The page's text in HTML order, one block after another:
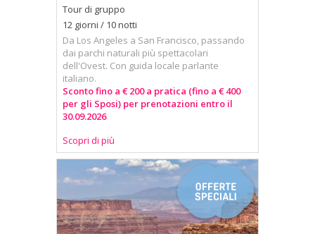
Tour di gruppo
12 giorni / 10 notti
Da Los Angeles a San Francisco, passando
dai parchi naturali più spettacolari
dell'Ovest. Con guida locale parlante
italiano.
Sconto fino a € 200 a pratica (fino a € 400
per gli Sposi) per prenotazioni entro il
30.09.2026
Scopri di più